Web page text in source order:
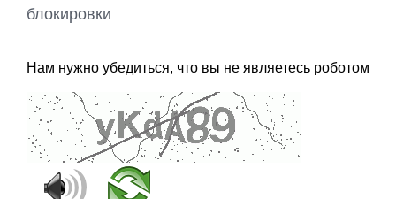
блокировки
Нам нужно убедиться, что вы не являетесь роботом